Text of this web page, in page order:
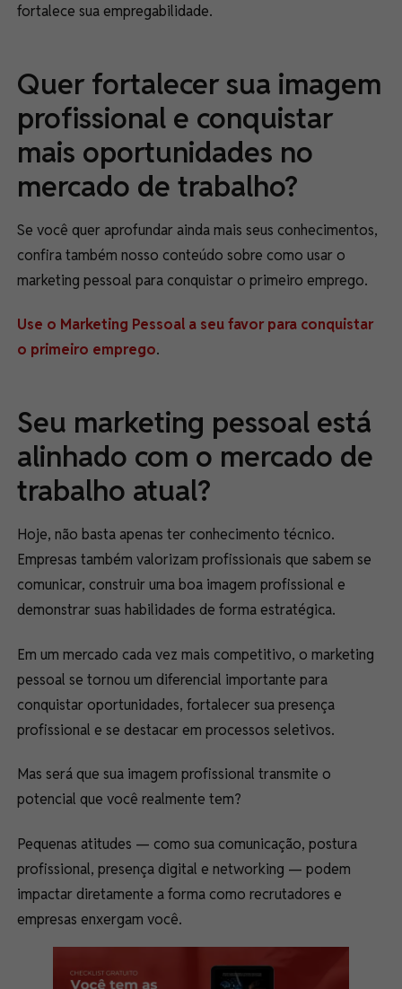
fortalece sua empregabilidade.
Quer fortalecer sua imagem
profissional e conquistar
mais oportunidades no
mercado de trabalho?
Se você quer aprofundar ainda mais seus conhecimentos,
confira também nosso conteúdo sobre como usar o
marketing pessoal para conquistar o primeiro emprego.
Use o Marketing Pessoal a seu favor para conquistar
o primeiro emprego.
Seu marketing pessoal está
alinhado com o mercado de
trabalho atual?
Hoje, não basta apenas ter conhecimento técnico.
Empresas também valorizam profissionais que sabem se
comunicar, construir uma boa imagem profissional e
demonstrar suas habilidades de forma estratégica.
Em um mercado cada vez mais competitivo, o marketing
pessoal se tornou um diferencial importante para
conquistar oportunidades, fortalecer sua presença
profissional e se destacar em processos seletivos.
Mas será que sua imagem profissional transmite o
potencial que você realmente tem?
Pequenas atitudes — como sua comunicação, postura
profissional, presença digital e networking — podem
impactar diretamente a forma como recrutadores e
empresas enxergam você.